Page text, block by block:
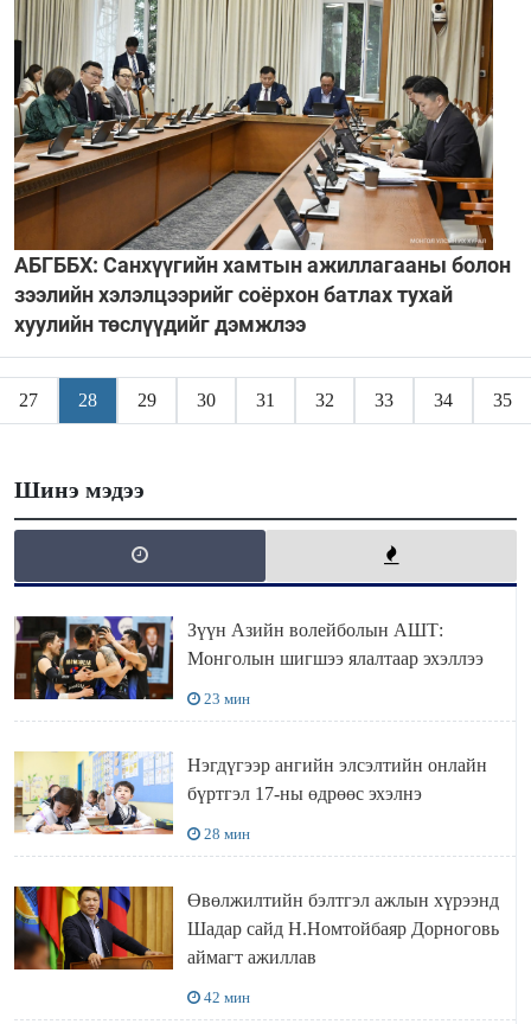
АБГББХ: Санхүүгийн хамтын ажиллагааны болон
зээлийн хэлэлцээрийг соёрхон батлах тухай
хуулийн төслүүдийг дэмжлээ
27 28 29 30 31 32 33 34 35
Шинэ мэдээ
Зүүн Азийн волейболын АШТ:
Монголын шигшээ ялалтаар эхэллээ
23 мин
Нэгдүгээр ангийн элсэлтийн онлайн
бүртгэл 17-ны өдрөөс эхэлнэ
28 мин
Өвөлжилтийн бэлтгэл ажлын хүрээнд
Шадар сайд Н.Номтойбаяр Дорноговь
аймагт ажиллав
42 мин